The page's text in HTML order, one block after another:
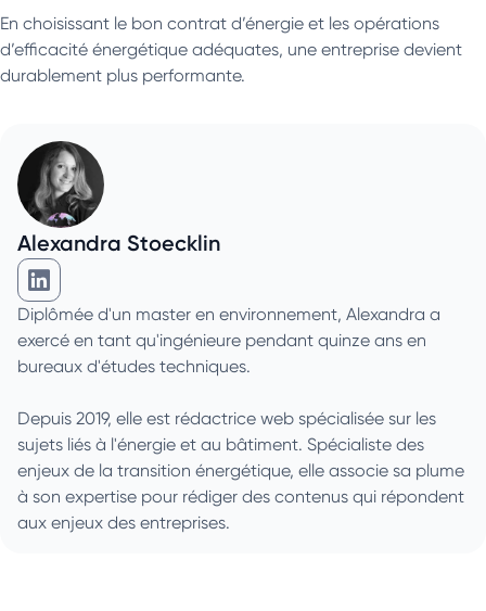
En choisissant le bon contrat d’énergie et les opérations
d’efficacité énergétique adéquates, une entreprise devient
durablement plus performante.
Alexandra Stoecklin
Alexandra Stoecklin sur Linkedin
Diplômée d'un master en environnement, Alexandra a
exercé en tant qu'ingénieure pendant quinze ans en
bureaux d'études techniques.
Depuis 2019, elle est rédactrice web spécialisée sur les
sujets liés à l'énergie et au bâtiment. Spécialiste des
enjeux de la transition énergétique, elle associe sa plume
à son expertise pour rédiger des contenus qui répondent
aux enjeux des entreprises.